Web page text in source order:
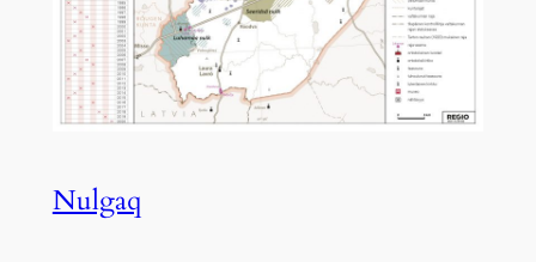
Nulgaq